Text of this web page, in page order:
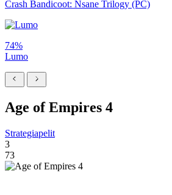
Crash Bandicoot: Nsane Trilogy (PC)
74%
Lumo
Age of Empires 4
Strategiapelit
3
73